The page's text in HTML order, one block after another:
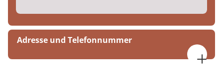
Adresse und Telefonnummer